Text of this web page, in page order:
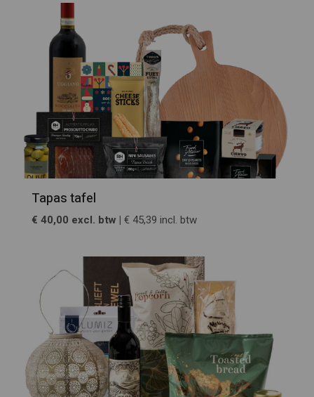
Tapas tafel
€ 40,00 excl. btw | € 45,39 incl. btw